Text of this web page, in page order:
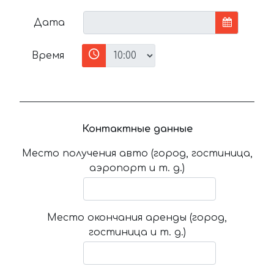
Дата
Время
Контактные данные
Место получения авто (город, гостиница,
аэропорт и т. д.)
Место окончания аренды (город,
гостиница и т. д.)